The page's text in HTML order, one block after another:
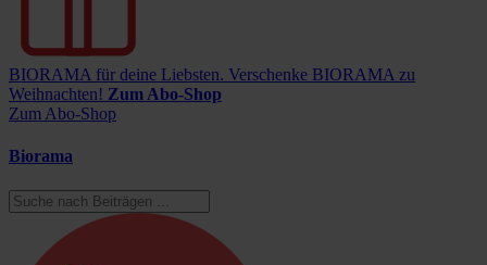
BIORAMA für deine Liebsten. Verschenke BIORAMA zu
Weihnachten! Zum Abo-Shop
Zum Abo-Shop
Biorama